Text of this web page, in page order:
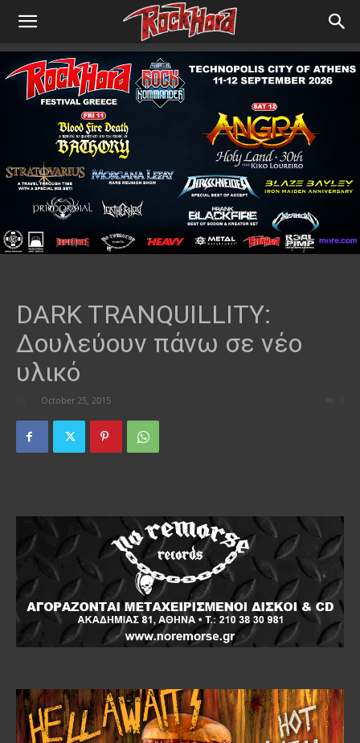
DARK TRANQUILLITY:
Δουλεύουν πάνω σε νέο
υλικό
October 25, 2015